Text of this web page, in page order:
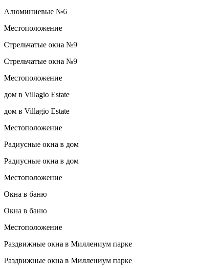
Алюминиевые №6
Местоположение
Стрельчатые окна №9
Стрельчатые окна №9
Местоположение
дом в Villagio Estate
дом в Villagio Estate
Местоположение
Радиусные окна в дом
Радиусные окна в дом
Местоположение
Окна в баню
Окна в баню
Местоположение
Раздвижные окна в Миллениум парке
Раздвижные окна в Миллениум парке